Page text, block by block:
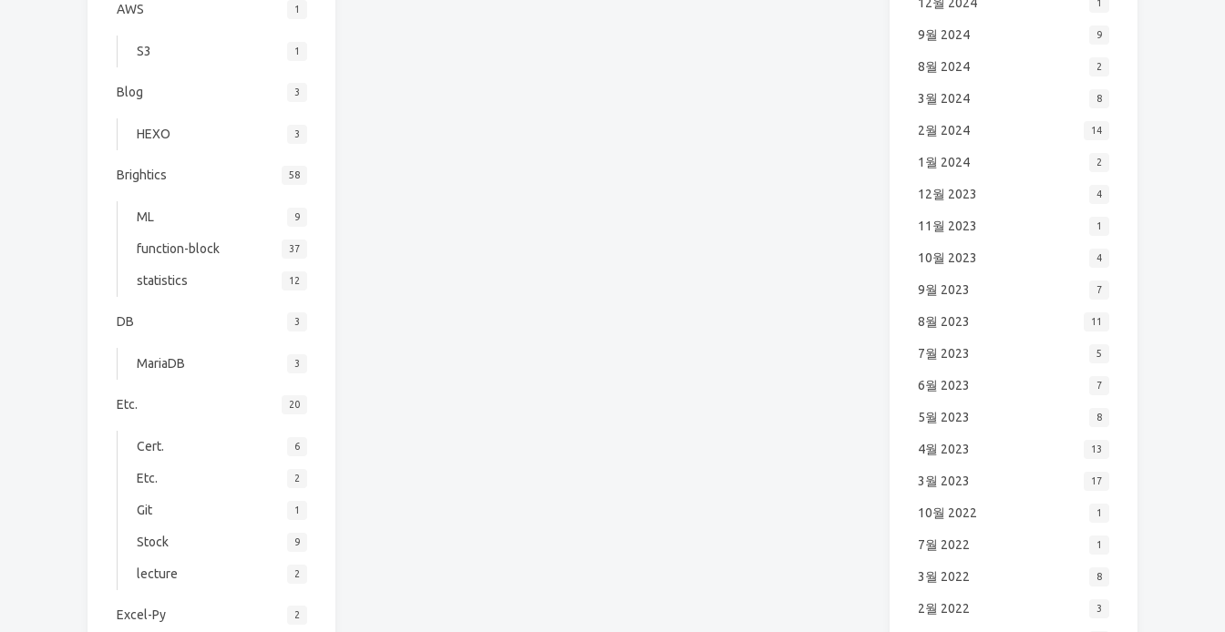
AWS 1
S3 1
Blog 3
HEXO 3
Brightics 58
ML 9
function-block 37
statistics 12
DB 3
MariaDB 3
Etc. 20
Cert. 6
Etc. 2
Git 1
Stock 9
lecture 2
Excel-Py 2
1
9월 2024 9
8월 2024 2
3월 2024 8
2월 2024 14
1월 2024 2
12월 2023 4
11월 2023 1
10월 2023 4
9월 2023 7
8월 2023 11
7월 2023 5
6월 2023 7
5월 2023 8
4월 2023 13
3월 2023 17
10월 2022 1
7월 2022 1
3월 2022 8
2월 2022 3